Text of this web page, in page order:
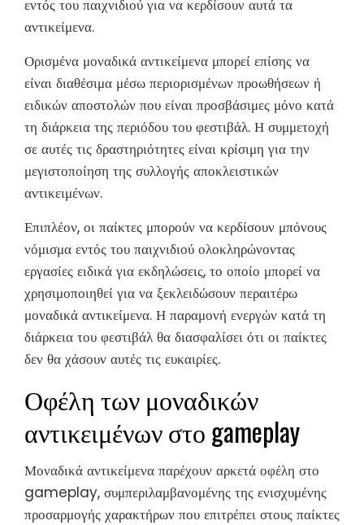
εντός του παιχνιδιού για να κερδίσουν αυτά τα
αντικείμενα.
Ορισμένα μοναδικά αντικείμενα μπορεί επίσης να
είναι διαθέσιμα μέσω περιορισμένων προωθήσεων ή
ειδικών αποστολών που είναι προσβάσιμες μόνο κατά
τη διάρκεια της περιόδου του φεστιβάλ. Η συμμετοχή
σε αυτές τις δραστηριότητες είναι κρίσιμη για την
μεγιστοποίηση της συλλογής αποκλειστικών
αντικειμένων.
Επιπλέον, οι παίκτες μπορούν να κερδίσουν μπόνους
νόμισμα εντός του παιχνιδιού ολοκληρώνοντας
εργασίες ειδικά για εκδηλώσεις, το οποίο μπορεί να
χρησιμοποιηθεί για να ξεκλειδώσουν περαιτέρω
μοναδικά αντικείμενα. Η παραμονή ενεργών κατά τη
διάρκεια του φεστιβάλ θα διασφαλίσει ότι οι παίκτες
δεν θα χάσουν αυτές τις ευκαιρίες.
Οφέλη των μοναδικών
αντικειμένων στο gameplay
Μοναδικά αντικείμενα παρέχουν αρκετά οφέλη στο
gameplay, συμπεριλαμβανομένης της ενισχυμένης
προσαρμογής χαρακτήρων που επιτρέπει στους παίκτες